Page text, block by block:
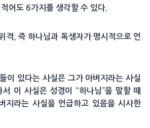
어도 6가지를 생각할 수 있다.
격, 즉 하나님과 독생자가 명시적으로 언
이 있다는 사실은 그가 아버지라는 사실
서 이 사실은 성경이 “하나님”을 말할 때
지라는 사실을 언급하고 있음을 시사한